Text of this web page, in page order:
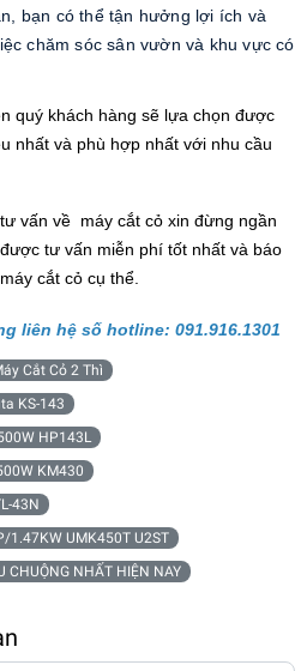
bạn có thể tận hưởng lợi ích và
chăm sóc sân vườn và khu vực có
quý khách hàng sẽ lựa chọn được
nhất và phù hợp nhất với nhu cầu
vấn về máy cắt cỏ xin đừng ngần
tư vấn miễn phí tốt nhất và báo
cắt cỏ cụ thể.
liên hệ số hotline: 091.916.1301
Cắt Cỏ 2 Thì
KS-143
HP143L
KM430
43N
1.47KW UMK450T U2ST
CHUỘNG NHẤT HIỆN NAY